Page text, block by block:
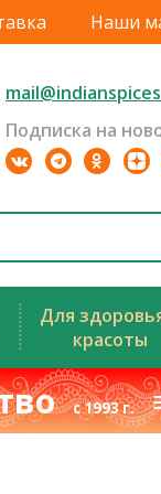
Наши
Подписка на
Для
красоты
с 1993 г.